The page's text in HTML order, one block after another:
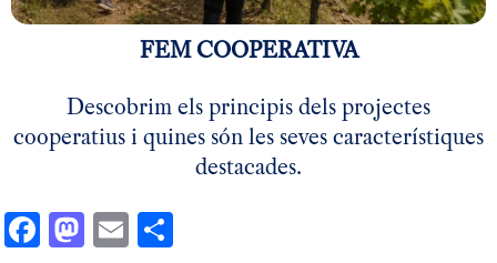
FEM COOPERATIVA
Descobrim els principis dels projectes
cooperatius i quines són les seves característiques
destacades.
Facebook
Mastodon
Email